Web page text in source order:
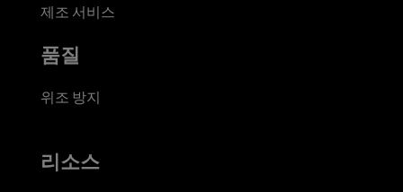
제조 서비스
품질
위조 방지
리소스